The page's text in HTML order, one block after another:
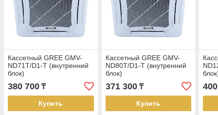
Кассетный GREE GMV-
ND71T/D1-T (внутренний
блок)
380 700 ₸
Купить
Кассетный GREE GMV-
ND80T/D1-T (внутренний
блок)
371 300₸
Купить